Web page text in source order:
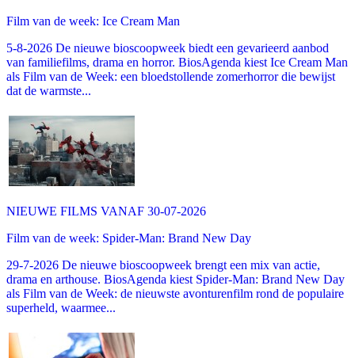
Film van de week: Ice Cream Man
5-8-2026 De nieuwe bioscoopweek biedt een gevarieerd aanbod
van familiefilms, drama en horror. BiosAgenda kiest Ice Cream Man
als Film van de Week: een bloedstollende zomerhorror die bewijst
dat de warmste...
NIEUWE FILMS VANAF 30-07-2026
Film van de week: Spider-Man: Brand New Day
29-7-2026 De nieuwe bioscoopweek brengt een mix van actie,
drama en arthouse. BiosAgenda kiest Spider-Man: Brand New Day
als Film van de Week: de nieuwste avonturenfilm rond de populaire
superheld, waarmee...